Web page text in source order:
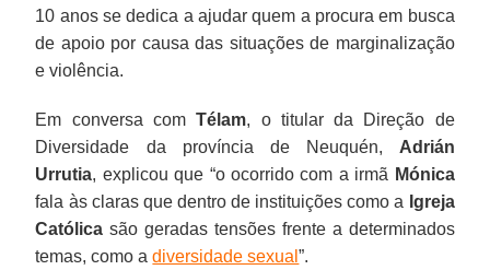
10 anos se dedica a ajudar quem a procura em busca
de apoio por causa das situações de marginalização
e violência.
Em conversa comTélam, o titular da Direção de
Diversidade da província de Neuquén, Adrián
Urrutia, explicou que “o ocorrido com a irmã Mónica
fala às claras que dentro de instituições como a Igreja
Católica são geradas tensões frente a determinados
temas, como adiversidade sexual”.